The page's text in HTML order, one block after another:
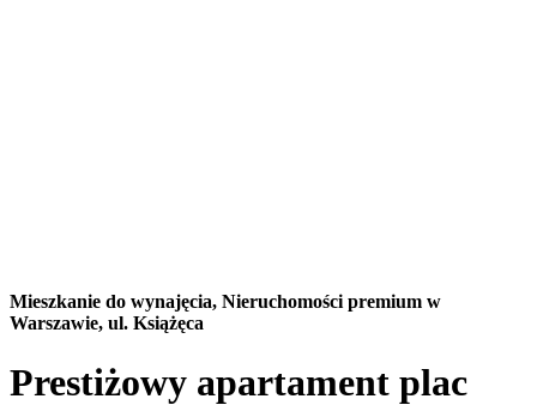
Mieszkanie do wynajęcia, Nieruchomości premium w
Warszawie, ul. Książęca
Prestiżowy apartament plac